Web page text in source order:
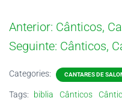
Anterior: Cânticos,
Seguinte: Cânticos,
Categories: CANTARES DE
Tags: biblia Cânticos